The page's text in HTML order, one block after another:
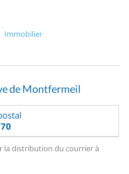
Immobilier
de Montfermeil
la distribution du courrier à